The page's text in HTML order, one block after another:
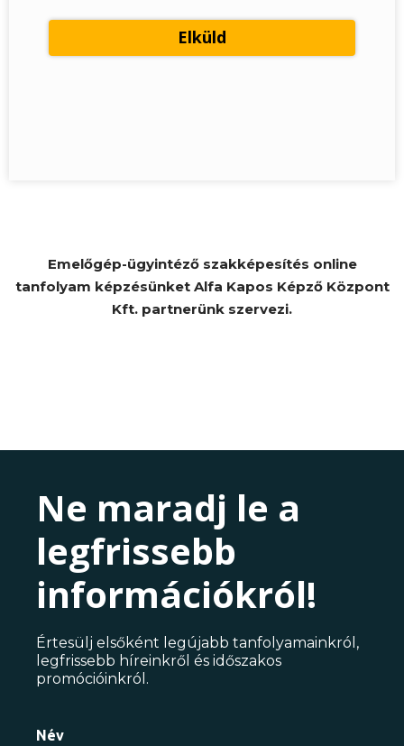
Emelőgép-ügyintéző szakképesítés online
tanfolyam képzésünket Alfa Kapos Képző Központ
Kft. partnerünk szervezi.
Ne maradj le a
legfrissebb
információkról!
Értesülj elsőként legújabb tanfolyamainkról,
legfrissebb híreinkről és időszakos
promócióinkról.